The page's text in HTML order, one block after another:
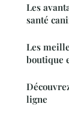
Les
santé
Les
boutique
ligne